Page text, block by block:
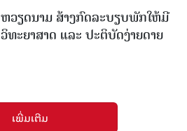
ຫວຽດນາມ ສ້າງກົດລະບຽບພັກໃຫ້ມີ
ວິທະຍາສາດ ແລະ ປະຕິບັດງ່າຍດາຍ
ເພີ່ມເຕີມ